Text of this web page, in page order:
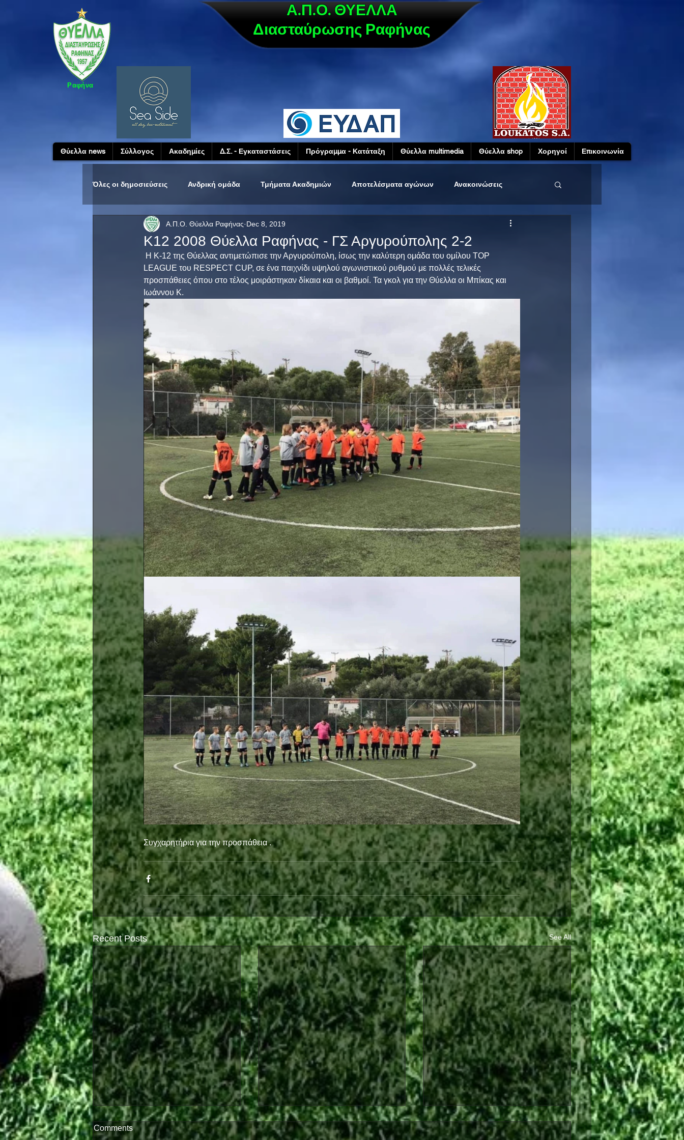
Ραφήνα
Α.Π.Ο. ΘΥΕΛΛΑ
Διασταύρωσης Ραφήνας
Θύελλα news Σύλλογος Ακαδημίες Δ.Σ. - Εγκαταστάσεις Πρόγραμμα - Κατάταξη Θύελλα multimedia Θύελλα shop Χορηγοί Επικοινωνία
Όλες οι δημοσιεύσεις Ανδρική ομάδα Τμήματα Ακαδημιών Αποτελέσματα αγώνων Ανακοινώσεις
Κ12 2008 Θύελλα Ραφήνας - ΓΣ Αργυρούπολης 2-2
Α.Π.Ο. Θύελλα Ραφήνας Dec 8, 2019
LEAGUE του RESPECT CUP, σε ένα παιχνίδι υψηλού αγωνιστικού ρυθμού με πολλές τελικές
προσπάθειες όπου στο τέλος μοιράστηκαν δίκαια και οι βαθμοί. Τα γκολ για την Θύελλα οι Μπίκας και
Ιωάννου Κ.
Συγχαρητήρια για την προσπάθεια .
Recent Posts See All
Comments